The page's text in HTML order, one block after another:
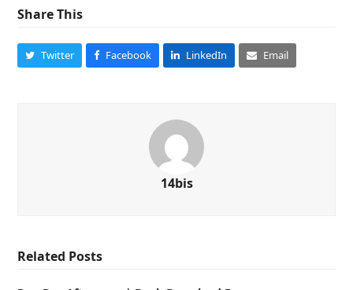
Share This
Twitter Facebook LinkedIn Email
14bis
Related Posts